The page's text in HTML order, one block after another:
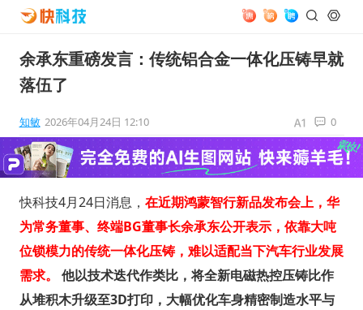
余承东重磅发言：传统铝合金一体化压铸早就
落伍了
知敏 2026年04月24日 12:10 0
快科技4月24日消息， 在近期鸿蒙智行新品发布会上，华
为常务董事、终端BG董事长余承东公开表示，依靠大吨
位锁模力的传统一体化压铸，难以适配当下汽车行业发展
需求。
他以技术迭代作类比，将全新电磁热控压铸比作
从堆积木升级至3D打印，大幅优化车身精密制造水平与